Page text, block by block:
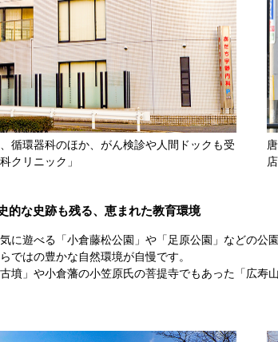
循環器科のほか、がん検診や人間ドックも受
クリニック」
店
的な史跡も残る、恵まれた教育環境
に遊べる「小倉藤松公園」や「足原公園」などの
ではの豊かな自然環境が自慢です。
墳」や小倉藩の小笠原氏の菩提寺でもあった「広